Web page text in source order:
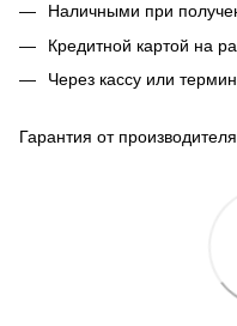
Наличными при
Кредитной картой на
Через кассу или
Гарантия от